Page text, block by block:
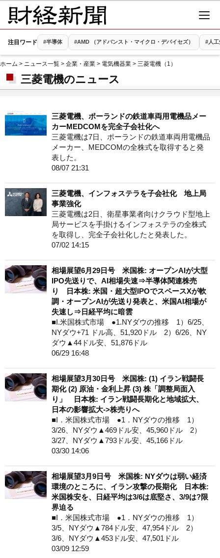
注目ワード #半導体 #AMD （アドバンスト・マイクロ・デバイセズ） #人
ホーム > ニュース一覧 > 企業・産業 > 電気機器業 > 三菱電機（1）
三菱電機のニュース
三菱電機、ポーランドの鉄道車両用電機品メー
カーMEDCOMを完全子会社化へ
三菱電機は7日、ポーランドの鉄道車両用電機品
メーカー、MEDCOMの全株式を取得すると発
表した。
08/07 21:31
三菱電機、インフォステラを子会社化 地上局
事業強化
三菱電機は2日、衛星事業者向けクラウド型地上
局サービスを手掛けるインフォステラの全株式
を取得し、完全子会社化したと発表した。
07/02 14:15
相場展望6月29日号 米国株: オープンAIが大型
IPO先送りで、AI相場失速⇒半導体関連株売
り 日本株: 米国・超大型IPOでスペースXが軟
調・オープンAIが先送り発表と、米国AI相場が
失速し⇒日経平均に暗雲
■I.米国株式市場 ●1.NYダウの推移 1）6/25、
NYダウ+71 ドル高、51,920ドル 2）6/26、NY
ダウ▲44ドル安、51,876ドル
06/29 16:48
相場展望3月30日号 米国株: (1) イラン戦闘長
期化 (2) 原油・金利上昇 (3) 株「調整局面入
り」 日本株: イラン戦闘長期化と地域拡大、
日本の影響拡大->株売りへ
■I．米国株式市場 ●1．NYダウの推移 1）
3/26、NYダウ▲469ドル安、45,960ドル 2）
3/27、NYダウ▲793ドル安、45,166ドル
03/30 14:06
相場展望3月9日号 米国株: NYダウは弱い経済
環境のところに、イラン攻撃の長期化 日本株:
米国株安を、日経平均は3/6は底堅さ、3/9は?限
界迫る
■I．米国株式市場 ●1．NYダウの推移 1）
3/5、NYダウ▲784ドル安、47,954ドル 2）
3/6、NYダウ▲453ドル安、47,501ドル
03/09 12:59